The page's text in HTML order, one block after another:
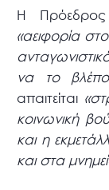
Η
«αειφορία
να το
απαιτείται
κοινωνική
και η
και στα